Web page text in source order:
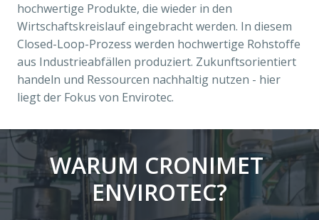
hochwertige Produkte, die wieder in den
Wirtschaftskreislauf eingebracht werden. In diesem
Closed-Loop-Prozess werden hochwertige Rohstoffe
aus Industrieabfällen produziert. Zukunftsorientiert
handeln und Ressourcen nachhaltig nutzen - hier
liegt der Fokus von Envirotec.
WARUM CRONIMET
ENVIROTEC?